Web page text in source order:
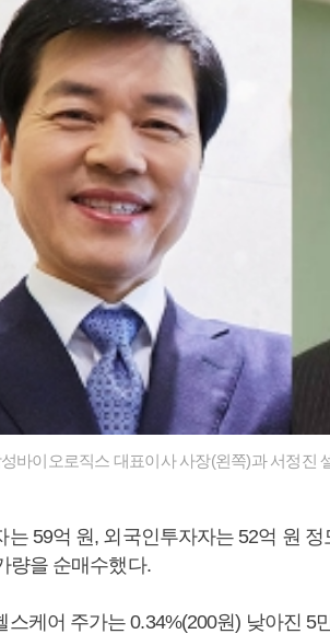
바이오로직스 대표이사 사장(왼쪽)과 서정진
는 59억 원, 외국인투자자는 52억 원
량을 순매수했다.
스케어 주가는 0.34%(200원) 낮아진 5